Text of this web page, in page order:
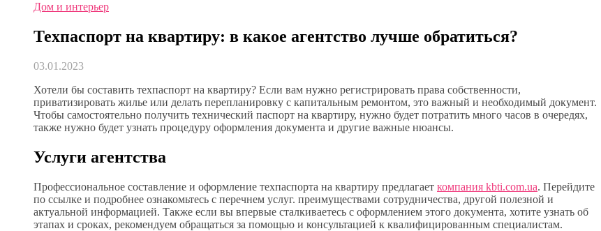
Дом и интерьер
Техпаспорт на квартиру: в какое агентство лучше обратиться?
03.01.2023
Хотели бы составить техпаспорт на квартиру? Если вам нужно регистрировать права собственности,
приватизировать жилье или делать перепланировку с капитальным ремонтом, это важный и необходимый документ.
Чтобы самостоятельно получить технический паспорт на квартиру, нужно будет потратить много часов в очередях,
также нужно будет узнать процедуру оформления документа и другие важные нюансы.
Услуги агентства
Профессиональное составление и оформление техпаспорта на квартиру предлагает компания kbti.com.ua. Перейдите
по ссылке и подробнее ознакомьтесь с перечнем услуг. преимуществами сотрудничества, другой полезной и
актуальной информацией. Также если вы впервые сталкиваетесь с оформлением этого документа, хотите узнать об
этапах и сроках, рекомендуем обращаться за помощью и консультацией к квалифицированным специалистам.